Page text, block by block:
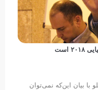
است
با بیان این‌که نمی‌توان